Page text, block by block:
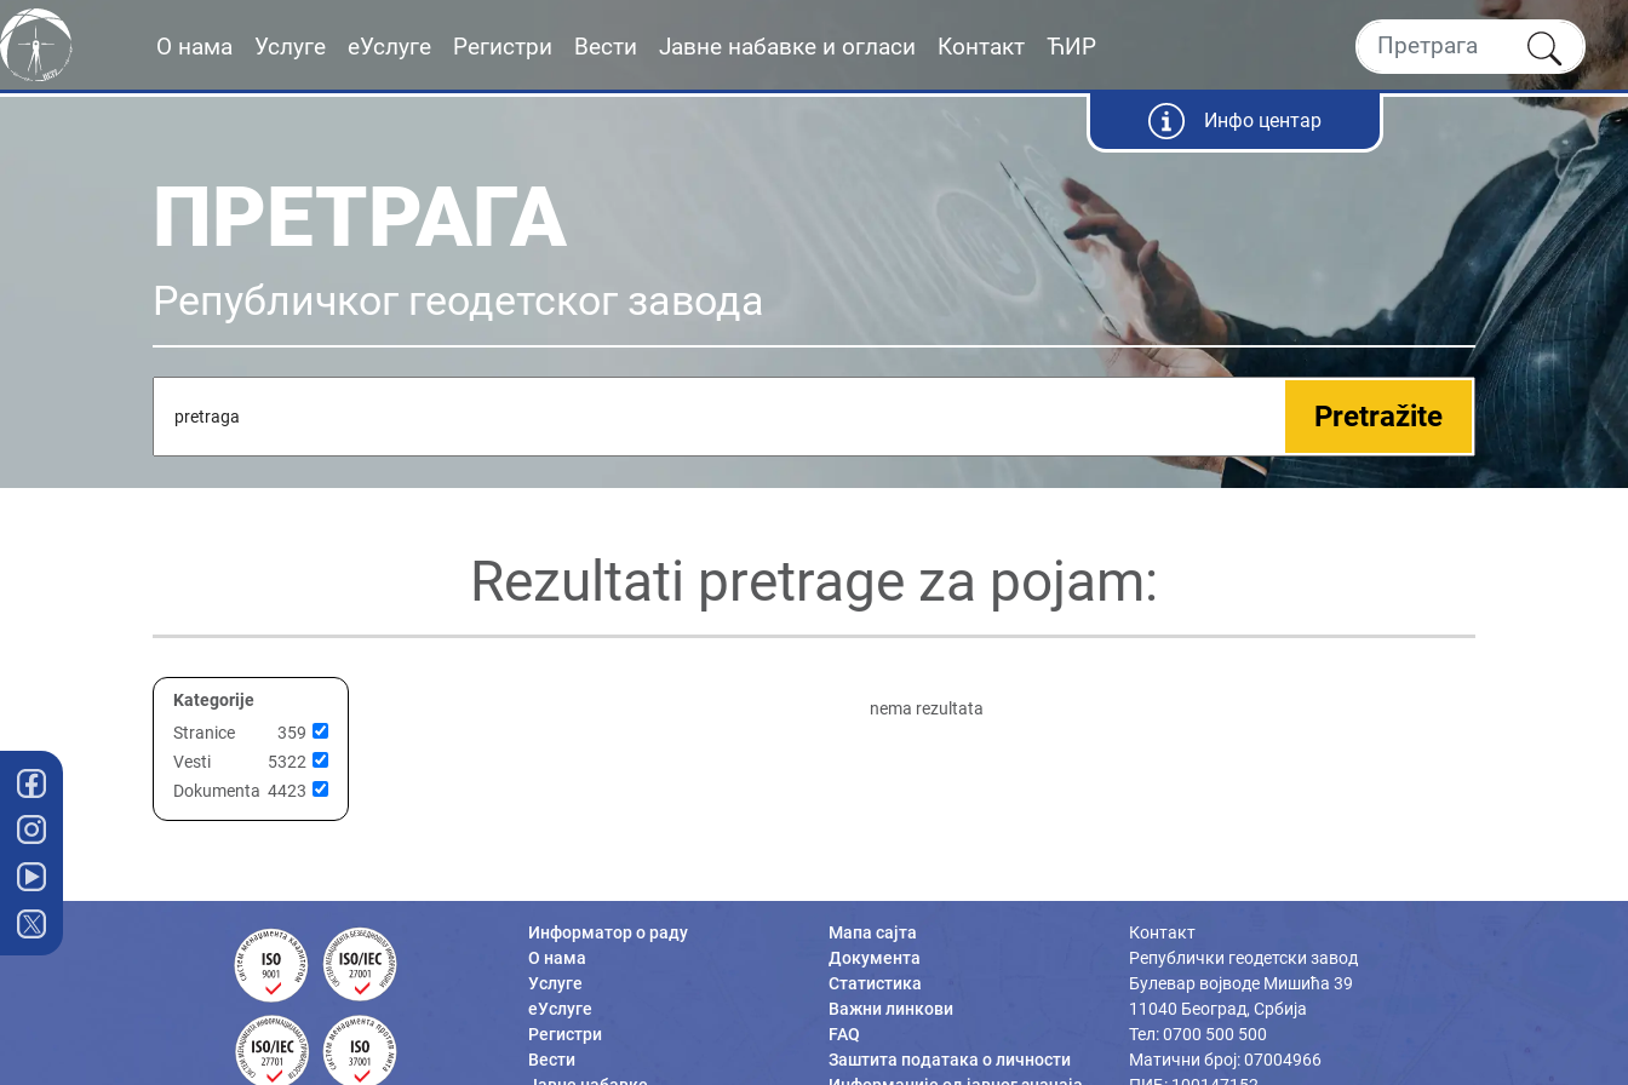
О нама Услуге еУслуге Регистри Вести Јавне набавке и огласи Контакт ЋИР
Инфо центар
ПРЕТРАГА
Републичког геодетског завода
Pretražite
Rezultati pretrage za pojam:
Kategorije
Stranice
359
Vesti
5322
Dokumenta 4423
nema rezultata
Информатор о раду
О нама
Услуге
еУслуге
Регистри
Вести
Мапа сајта
Документа
Статистика
Важни линкови
FAQ
Заштита података о личности
Контакт
Републички геодетски завод
Булевар војводе Мишића 39
11040 Београд, Србија
Тел: 0700 500 500
Матични број: 07004966